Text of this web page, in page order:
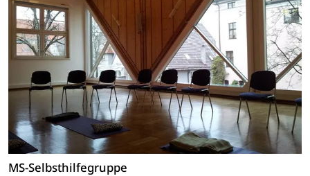
MS-Selbsthilfegruppe